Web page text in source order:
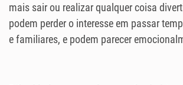
mais sair ou realizar qualquer coisa
podem perder o interesse em passar
e familiares, e podem parecer